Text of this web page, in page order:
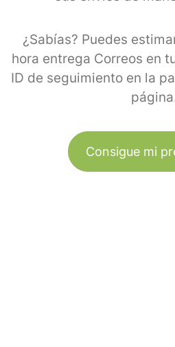
¿Sabías? Puedes
hora entrega Correos en
ID de seguimiento en la
Consigue mi